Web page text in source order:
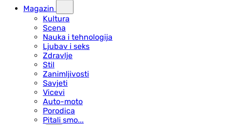
Magazin
Kultura
Scena
Nauka i tehnologija
Ljubav i seks
Zdravlje
Stil
Zanimljivosti
Savjeti
Vicevi
Auto-moto
Porodica
Pitali smo...